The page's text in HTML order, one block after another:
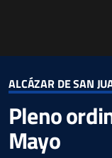
ALCÁZAR DE SAN
Pleno
Mayo